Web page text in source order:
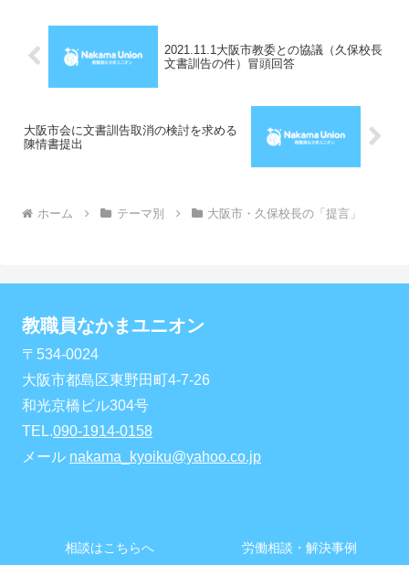
に...
2021.11.1大阪市教委との協議（久保校長
文書訓告の件）冒頭回答
大阪市会に文書訓告取消の検討を求める
陳情書提出
ホーム テーマ別 大阪市・久保校長の「提言」
教職員なかまユニオン
〒534-0024
大阪市都島区東野田町4-7-26
和光京橋ビル304号
TEL.090-1914-0158
メール nakama_kyoiku@yahoo.co.jp
相談はこちらへ 労働相談・解決事例